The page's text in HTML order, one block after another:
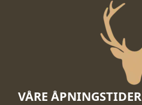
VÅRE ÅPNINGSTIDER